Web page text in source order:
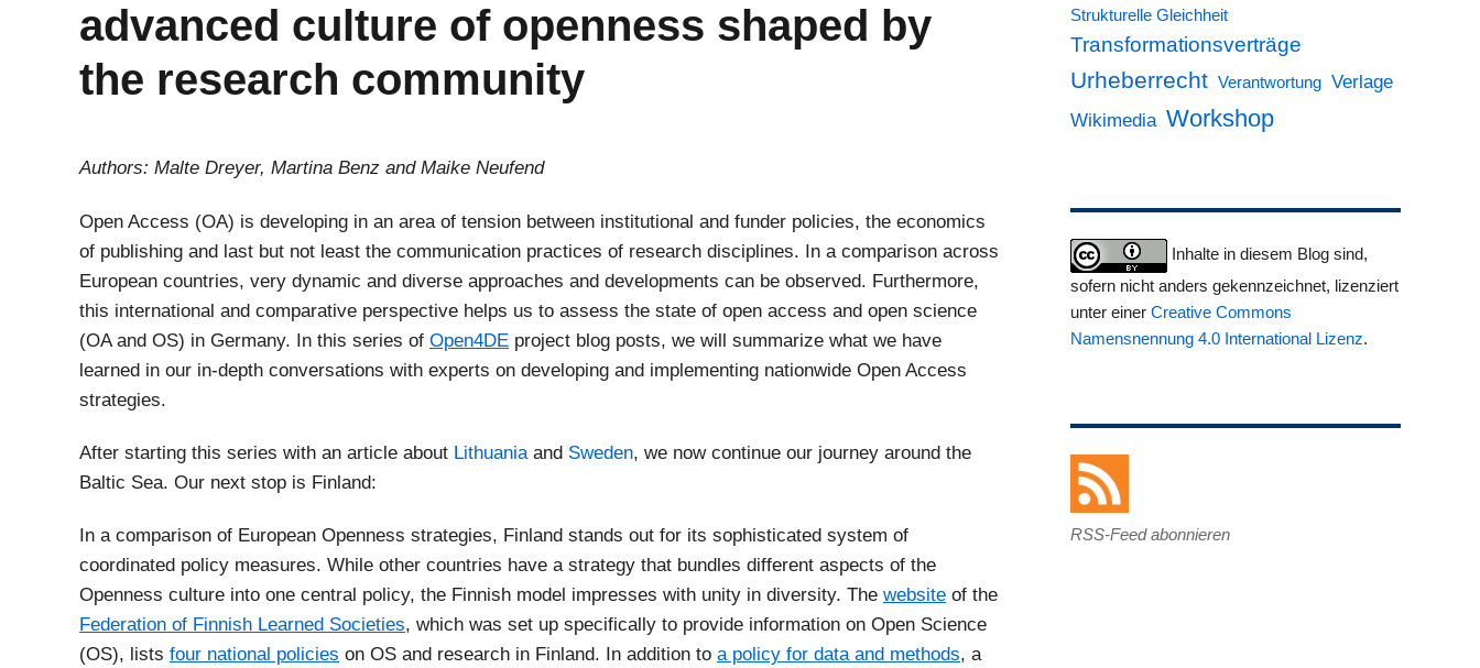
different
communities
advanced culture of openness shaped by
the research community
Authors: Malte Dreyer, Martina Benz and Maike Neufend
Open Access (OA) is developing in an area of tension between institutional and funder policies, the economics
of publishing and last but not least the communication practices of research disciplines. In a comparison across
European countries, very dynamic and diverse approaches and developments can be observed. Furthermore,
this international and comparative perspective helps us to assess the state of open access and open science
(OA and OS) in Germany. In this series of Open4DE project blog posts, we will summarize what we have
learned in our in-depth conversations with experts on developing and implementing nationwide Open Access
strategies.
After starting this series with an article about Lithuania and Sweden, we now continue our journey around the
Baltic Sea. Our next stop is Finland:
In a comparison of European Openness strategies, Finland stands out for its sophisticated system of
coordinated policy measures. While other countries have a strategy that bundles different aspects of the
Openness culture into one central policy, the Finnish model impresses with unity in diversity. The website of the
Federation of Finnish Learned Societies, which was set up specifically to provide information on Open Science
(OS), lists four national policies on OS and research in Finland. In addition to a policy for data and methods, a
Strukturelle Gleichheit
Transformationsverträge
Urheberrecht Verantwortung Verlage
Wikimedia Workshop
Inhalte in diesem Blog sind,
sofern nicht anders gekennzeichnet, lizenziert
unter einer Creative Commons
Namensnennung 4.0 International Lizenz.
RSS-Feed abonnieren